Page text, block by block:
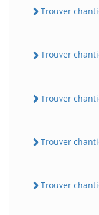
Trouver
Trouver
Trouver
Trouver
Trouver